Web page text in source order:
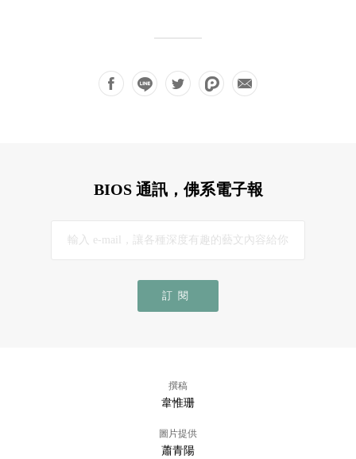
BIOS 通訊，佛系電子報
訂閱
撰稿
韋惟珊
圖片提供
蕭青陽